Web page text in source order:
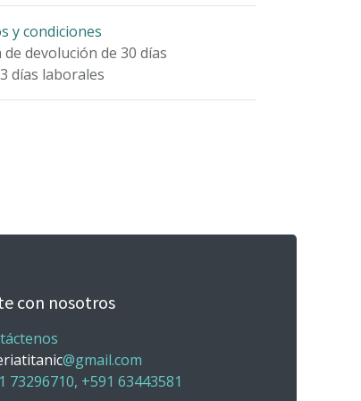
y condiciones
devolución de 30 días
días laborales
con nosotros
@gmail.com
73296710, +591 63443581